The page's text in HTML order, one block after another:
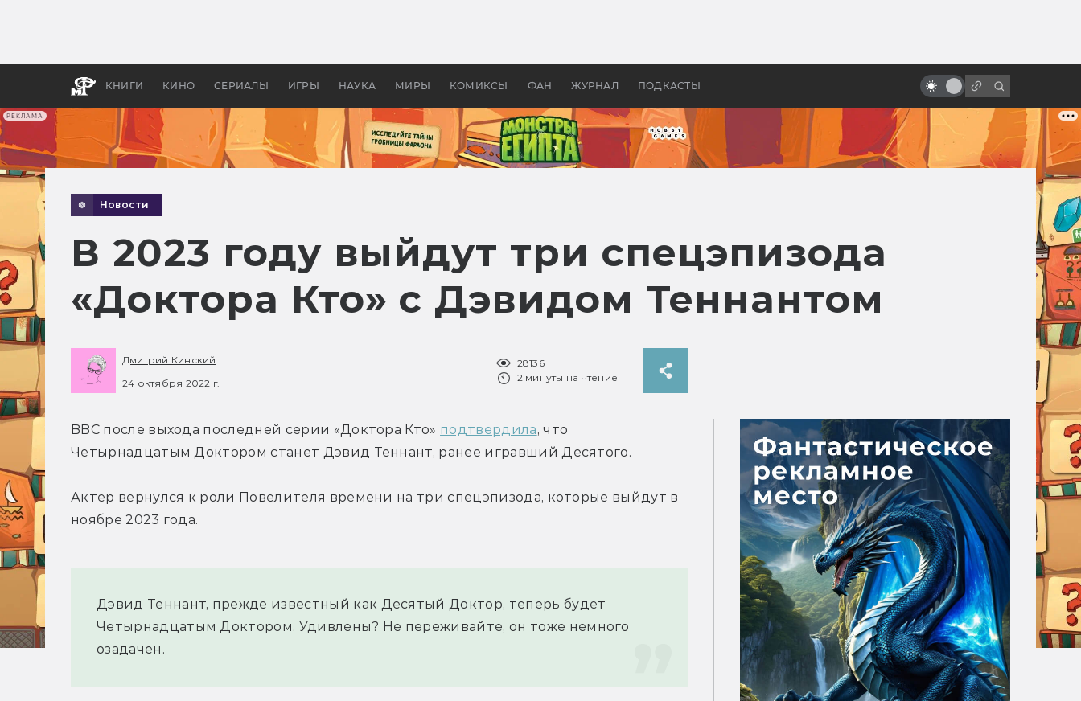
РЕКЛАМА
КНИГИ КИНО СЕРИАЛЫ ИГРЫ НАУКА МИРЫ КОМИКСЫ ФАН ЖУРНАЛ ПОДКАСТЫ
апокалипсис, в России —
бы «Властелина колец»
странные фильмы
Новости
В 2023 году выйдут три спецэпизода
«Доктора Кто» с Дэвидом Теннантом
Дмитрий Кинский
24 октября 2022 г.
28136
2 минуты на чтение
BBC после выхода последней серии «Доктора Кто» подтвердила, что
Четырнадцатым Доктором станет Дэвид Теннант, ранее игравший Десятого.
Актер вернулся к роли Повелителя времени на три спецэпизода, которые выйдут в
ноябре 2023 года.
Дэвид Теннант, прежде известный как Десятый Доктор, теперь будет
Четырнадцатым Доктором. Удивлены? Не переживайте, он тоже немного
озадачен.